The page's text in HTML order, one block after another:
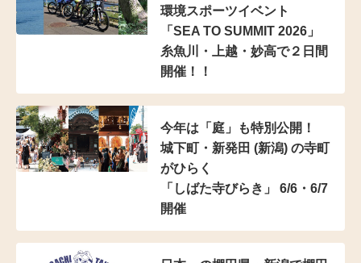
環境スポーツイベント
「SEA TO SUMMIT 2026」
糸魚川・上越・妙高で２日間
開催！！
今年は「庭」も特別公開！
城下町・新発田 (新潟) の寺町
がひらく
「しばた寺びらき」 6/6・6/7
開催